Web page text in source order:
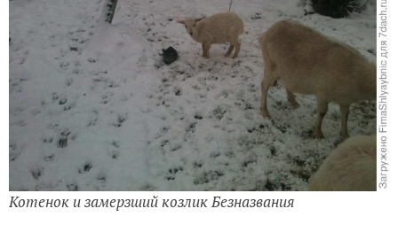
Котенок и замерзший козлик Безназвания